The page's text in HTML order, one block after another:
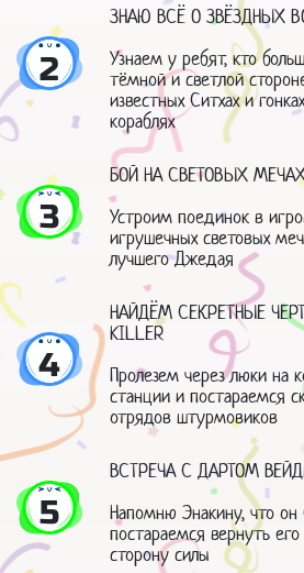
2
ЗНАЮ ВСЁ О ЗВЁЗДНЫХ
Узнаем у ребят, кто
тёмной и светлой
известных Ситхах и
кораблях
3
БОЙ НА СВЕТОВЫХ
Устроим поединок в
игрушечных световых
лучшего Джедая
4
НАЙДЁМ СЕКРЕТНЫЕ
KILLER
Пролезем через люки на
станции и постараемся
отрядов штурмовиков
5
ВСТРЕЧА С ДАРТОМ
Напомню Энакину, что
постараемся вернуть
сторону силы